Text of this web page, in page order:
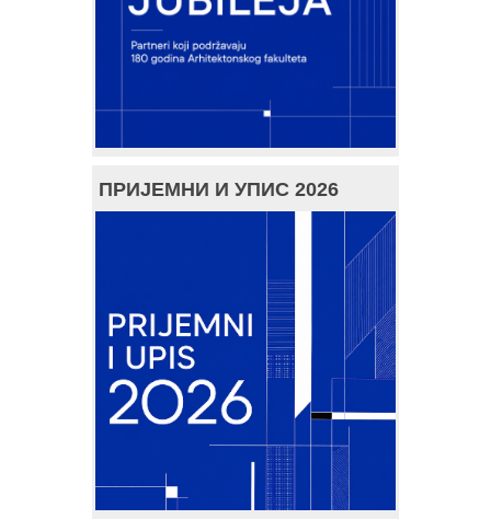
ПРИЈЕМНИ И УПИС 2026